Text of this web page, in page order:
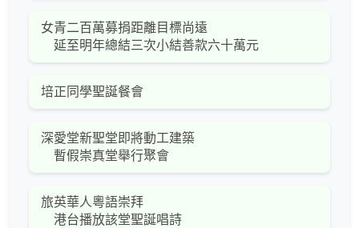
女青二百萬募捐距離目標尚遠
延至明年總結三次小結善款六十萬元
培正同學聖誕餐會
深愛堂新聖堂即將動工建築
暫假崇真堂舉行聚會
旅英華人粵語崇拜
港台播放該堂聖誕唱詩